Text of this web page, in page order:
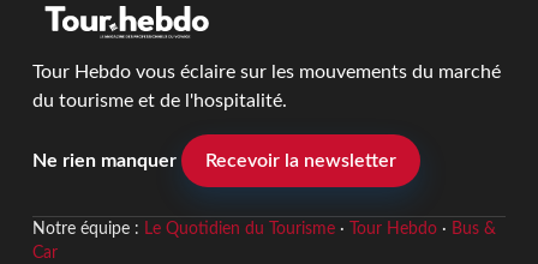
Tour Hebdo vous éclaire sur les mouvements du marché
du tourisme et de l'hospitalité.
Ne rien manquer Recevoir la newsletter
Notre équipe : Le Quotidien du Tourisme· Tour Hebdo· Bus &
Car